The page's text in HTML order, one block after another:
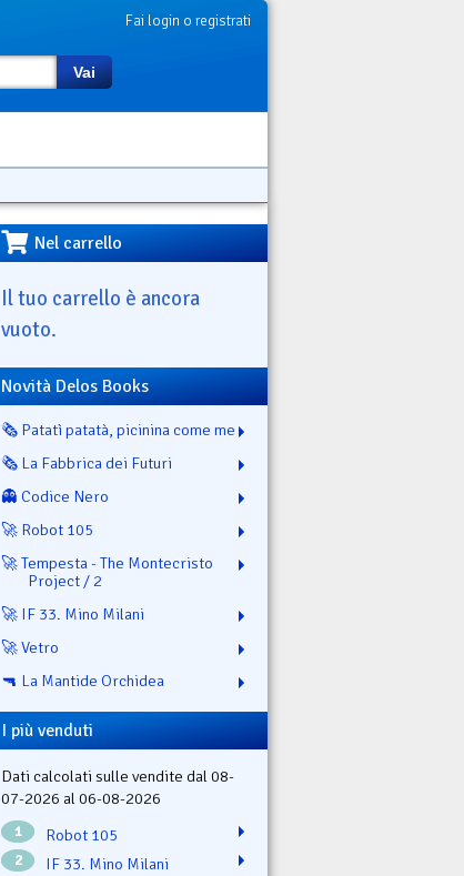
Fai login o registrati
Vai
Nel carrello
Il tuo carrello è ancora
vuoto.
Novità Delos Books
🗞️ Patatì patatà, picinina come me
🗞️ La Fabbrica dei Futuri
👻 Codice Nero
🚀 Robot 105
🚀 Tempesta - The Montecristo
Project / 2
🚀 IF 33. Mino Milani
🚀 Vetro
🔫 La Mantide Orchidea
I più venduti
Dati calcolati sulle vendite dal 08-
07-2026 al 06-08-2026
1 Robot 105
2 IF 33. Mino Milani